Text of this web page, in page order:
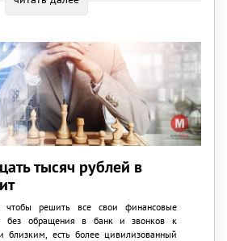
тысяч рублей в
чтобы решить все свои финансовые
без обращения в банк и звонков к
близким, есть более цивилизованный